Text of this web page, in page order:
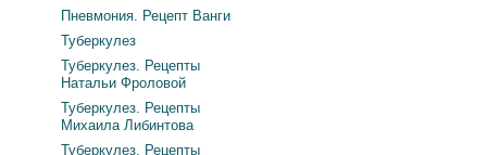
Пневмония. Рецепт Ванги
Туберкулез
Туберкулез. Рецепты
Натальи Фроловой
Туберкулез. Рецепты
Михаила Либинтова
Туберкулез. Рецепты